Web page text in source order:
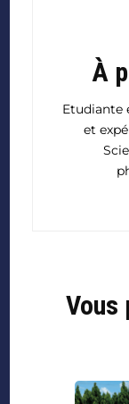
À
Etudiante
et
Vous